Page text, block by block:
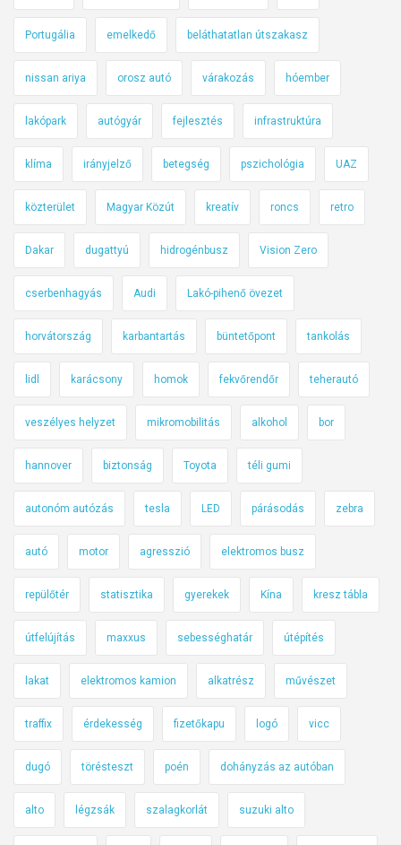
Portugália emelkedő beláthatatlan útszakasz
nissan ariya orosz autó várakozás hóember
lakópark autógyár fejlesztés infrastruktúra
klíma irányjelző betegség pszichológia UAZ
közterület Magyar Közút kreatív roncs retro
Dakar dugattyú hidrogénbusz Vision Zero
cserbenhagyás Audi Lakó-pihenő övezet
horvátország karbantartás büntetőpont tankolás
lidl karácsony homok fekvőrendőr teherautó
veszélyes helyzet mikromobilitás alkohol bor
hannover biztonság Toyota téli gumi
autonóm autózás tesla LED párásodás zebra
autó motor agresszió elektromos busz
repülőtér statisztika gyerekek Kína kresz tábla
útfelújítás maxxus sebességhatár útépítés
lakat elektromos kamion alkatrész művészet
traffix érdekesség fizetőkapu logó vicc
dugó törésteszt poén dohányzás az autóban
alto légzsák szalagkorlát suzuki alto